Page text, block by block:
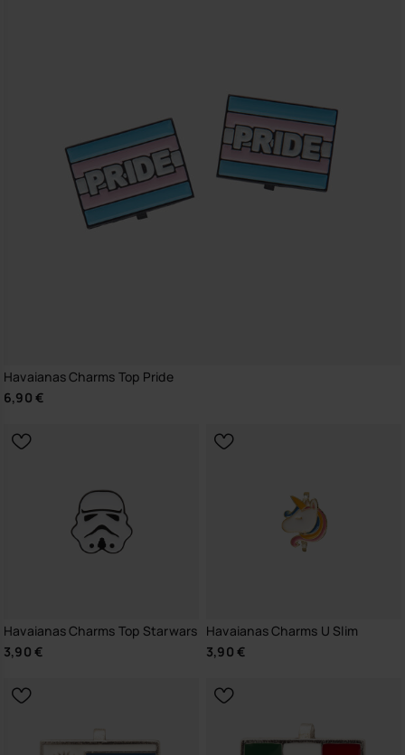
Havaianas Charms Top Pride
6,90 €
Havaianas Charms Top Starwars
3,90 €
Havaianas Charms U Slim
3,90 €